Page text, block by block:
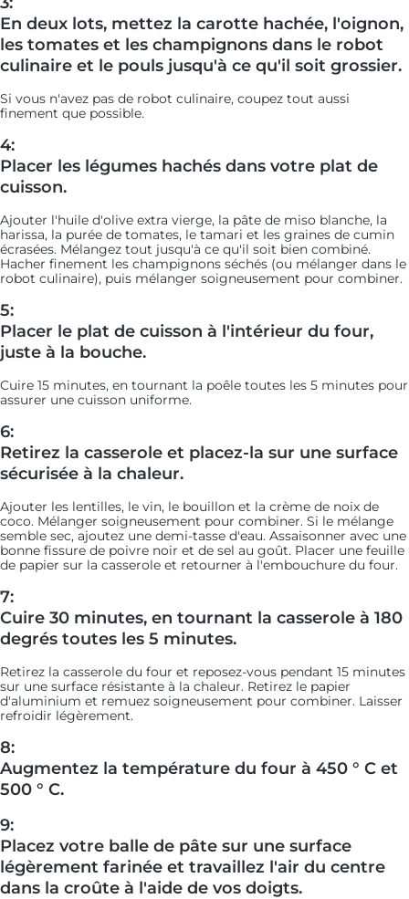
En deux lots, mettez la carotte hachée, l'oignon,
les tomates et les champignons dans le robot
culinaire et le pouls jusqu'à ce qu'il soit grossier.
Si vous n'avez pas de robot culinaire, coupez tout aussi
finement que possible.
4:
Placer les légumes hachés dans votre plat de
cuisson.
Ajouter l'huile d'olive extra vierge, la pâte de miso blanche, la
harissa, la purée de tomates, le tamari et les graines de cumin
écrasées. Mélangez tout jusqu'à ce qu'il soit bien combiné.
Hacher finement les champignons séchés (ou mélanger dans le
robot culinaire), puis mélanger soigneusement pour combiner.
5:
Placer le plat de cuisson à l'intérieur du four,
juste à la bouche.
Cuire 15 minutes, en tournant la poêle toutes les 5 minutes pour
assurer une cuisson uniforme.
6:
Retirez la casserole et placez-la sur une surface
sécurisée à la chaleur.
Ajouter les lentilles, le vin, le bouillon et la crème de noix de
coco. Mélanger soigneusement pour combiner. Si le mélange
semble sec, ajoutez une demi-tasse d'eau. Assaisonner avec une
bonne fissure de poivre noir et de sel au goût. Placer une feuille
de papier sur la casserole et retourner à l'embouchure du four.
7:
Cuire 30 minutes, en tournant la casserole à 180
degrés toutes les 5 minutes.
Retirez la casserole du four et reposez-vous pendant 15 minutes
sur une surface résistante à la chaleur. Retirez le papier
d'aluminium et remuez soigneusement pour combiner. Laisser
refroidir légèrement.
8:
Augmentez la température du four à 450 ° C et
500 ° C.
9:
Placez votre balle de pâte sur une surface
légèrement farinée et travaillez l'air du centre
dans la croûte à l'aide de vos doigts.